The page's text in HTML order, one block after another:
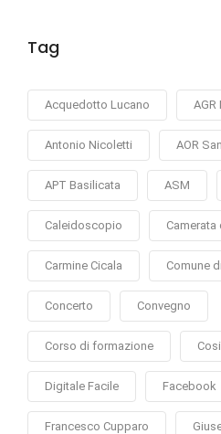
Tag
Acquedotto Lucano AGR
Antonio Nicoletti AOR
APT Basilicata ASM
Caleidoscopio Camerata
Carmine Cicala Comune
Concerto Convegno
Corso di formazione
Digitale Facile Facebook
Francesco Cupparo